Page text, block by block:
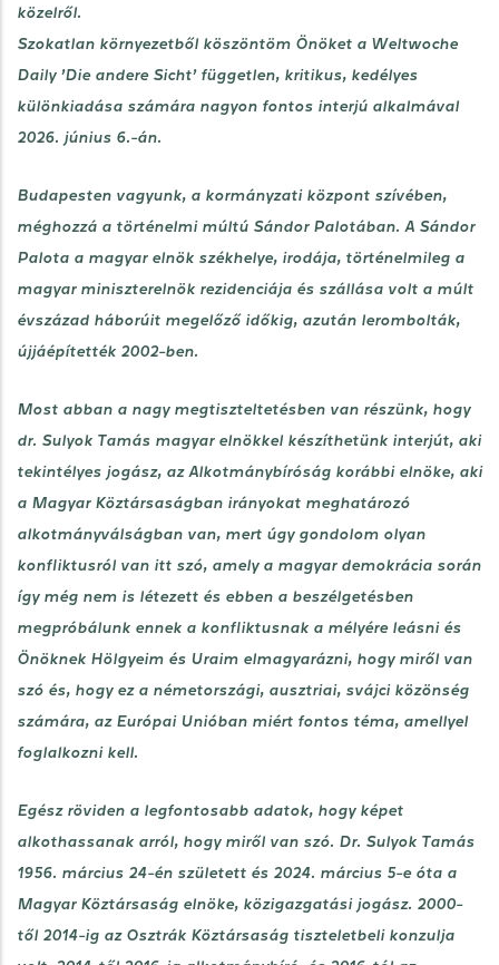
közelről.
Szokatlan környezetből köszöntöm Önöket a Weltwoche
Daily ’Die andere Sicht’ független, kritikus, kedélyes
különkiadása számára nagyon fontos interjú alkalmával
2026. június 6.-án.
Budapesten vagyunk, a kormányzati központ szívében,
méghozzá a történelmi múltú Sándor Palotában. A Sándor
Palota a magyar elnök székhelye, irodája, történelmileg a
magyar miniszterelnök rezidenciája és szállása volt a múlt
évszázad háborúit megelőző időkig, azután lerombolták,
újjáépítették 2002-ben.
Most abban a nagy megtiszteltetésben van részünk, hogy
dr. Sulyok Tamás magyar elnökkel készíthetünk interjút, aki
tekintélyes jogász, az Alkotmánybíróság korábbi elnöke, aki
a Magyar Köztársaságban irányokat meghatározó
alkotmányválságban van, mert úgy gondolom olyan
konfliktusról van itt szó, amely a magyar demokrácia során
így még nem is létezett és ebben a beszélgetésben
megpróbálunk ennek a konfliktusnak a mélyére leásni és
Önöknek Hölgyeim és Uraim elmagyarázni, hogy miről van
szó és, hogy ez a németországi, ausztriai, svájci közönség
számára, az Európai Unióban miért fontos téma, amellyel
foglalkozni kell.
Egész röviden a legfontosabb adatok, hogy képet
alkothassanak arról, hogy miről van szó. Dr. Sulyok Tamás
1956. március 24-én született és 2024. március 5-e óta a
Magyar Köztársaság elnöke, közigazgatási jogász. 2000-
től 2014-ig az Osztrák Köztársaság tiszteletbeli konzulja